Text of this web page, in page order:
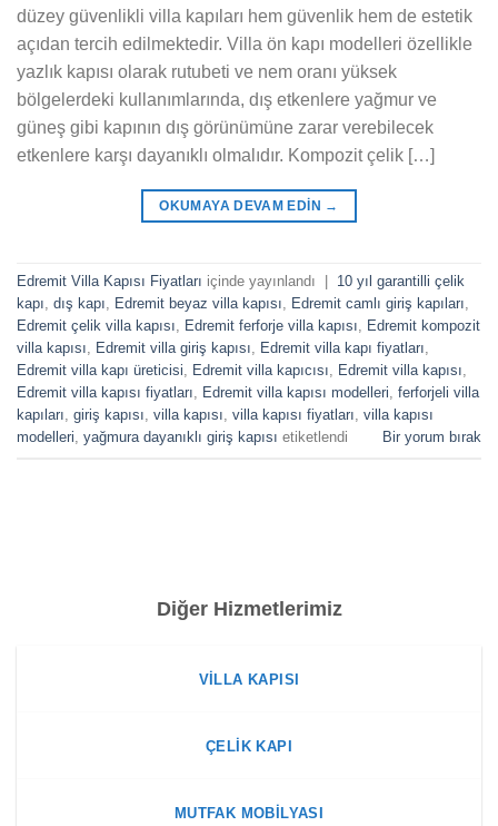
düzey güvenlikli villa kapıları hem güvenlik hem de estetik
açıdan tercih edilmektedir. Villa ön kapı modelleri özellikle
yazlık kapısı olarak rutubeti ve nem oranı yüksek
bölgelerdeki kullanımlarında, dış etkenlere yağmur ve
güneş gibi kapının dış görünümüne zarar verebilecek
etkenlere karşı dayanıklı olmalıdır. Kompozit çelik […]
OKUMAYA DEVAM EDIN →
Edremit Villa Kapısı Fiyatları içinde yayınlandı
10 yıl garantilli çelik
kapı, dış kapı, Edremit beyaz villa kapısı, Edremit camlı giriş kapıları,
Edremit çelik villa kapısı, Edremit ferforje villa kapısı, Edremit kompozit
villa kapısı, Edremit villa giriş kapısı, Edremit villa kapı fiyatları,
Edremit villa kapı üreticisi, Edremit villa kapıcısı, Edremit villa kapısı,
Edremit villa kapısı fiyatları, Edremit villa kapısı modelleri, ferforjeli villa
kapıları, giriş kapısı, villa kapısı, villa kapısı fiyatları, villa kapısı
modelleri, yağmura dayanıklı giriş kapısı etiketlendi Bir yorum bırak
Diğer Hizmetlerimiz
VILLA KAPISI
ÇELIK KAPI
MUTFAK MOBILYASI